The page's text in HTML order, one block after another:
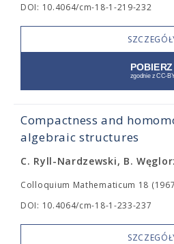
DOI: 10.4064/cm-18-1-219-232
Compactness and
algebraic structures
C. Ryll-Nardzewski, B.
Colloquium Mathematicum 18
DOI: 10.4064/cm-18-1-233-237